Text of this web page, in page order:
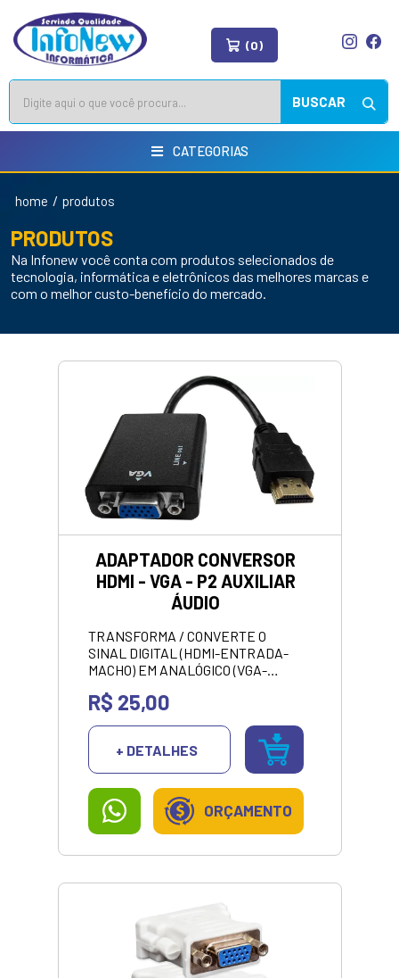
(0)
BUSCAR
CATEGORIAS
home / produtos
PRODUTOS
Na Infonew você conta com produtos selecionados de
tecnologia, informática e eletrônicos das melhores marcas e
com o melhor custo-benefício do mercado.
ADAPTADOR CONVERSOR
HDMI - VGA - P2 AUXILIAR
ÁUDIO
TRANSFORMA / CONVERTE O
SINAL DIGITAL (HDMI-ENTRADA-
MACHO) EM ANALÓGICO (VGA-
green;"><strong>VALOR
PIX/DINHEIRO</strong></p>
R$ 25,00
+ DETALHES
ORÇAMENTO